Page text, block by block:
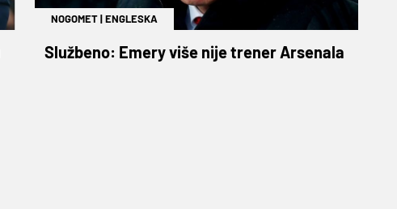
NOGOMET|ENGLESKA
Službeno: Emery više nije trener Arsenala